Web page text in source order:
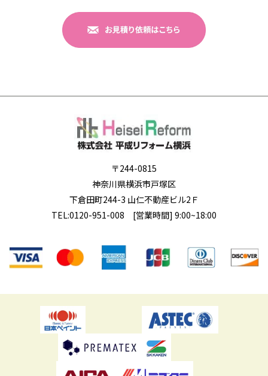
〒244-0815
神奈川県横浜市戸塚区
下倉田町244-3 山仁不動産ビル2Ｆ
TEL:0120-951-008 [営業時間] 9:00~18:00